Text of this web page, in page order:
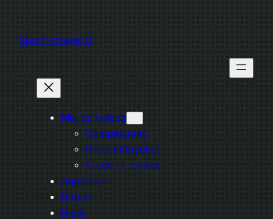
contenu
Sport-Xtreme.fr
Mix de vidéos
Compilations
Drôle et Insolite
Crash et chutes
Aquatique
Nature
Hiver